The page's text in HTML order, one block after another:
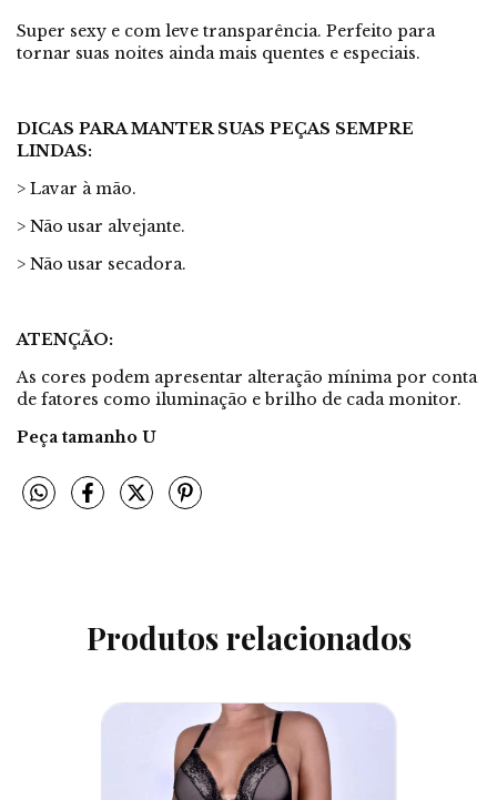
Super sexy e com leve transparência. Perfeito para
tornar suas noites ainda mais quentes e especiais.
DICAS PARA MANTER SUAS PEÇAS SEMPRE
LINDAS:
> Lavar à mão.
> Não usar alvejante.
> Não usar secadora.
ATENÇÃO:
As cores podem apresentar alteração mínima por conta
de fatores como iluminação e brilho de cada monitor.
Peça tamanho U
Produtos relacionados